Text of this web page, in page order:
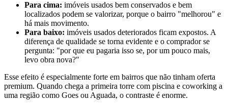
Para cima: imóveis usados bem conservados e bem
localizados podem se valorizar, porque o bairro "melhorou" e
há mais movimento.
Para baixo: imóveis usados deteriorados ficam expostos. A
diferença de qualidade se torna evidente e o comprador se
pergunta: "por que eu pagaria isso se, por um pouco mais,
levo obra nova?"
Esse efeito é especialmente forte em bairros que não tinham oferta
premium. Quando chega a primeira torre com piscina e coworking a
uma região como Goes ou Aguada, o contraste é enorme.